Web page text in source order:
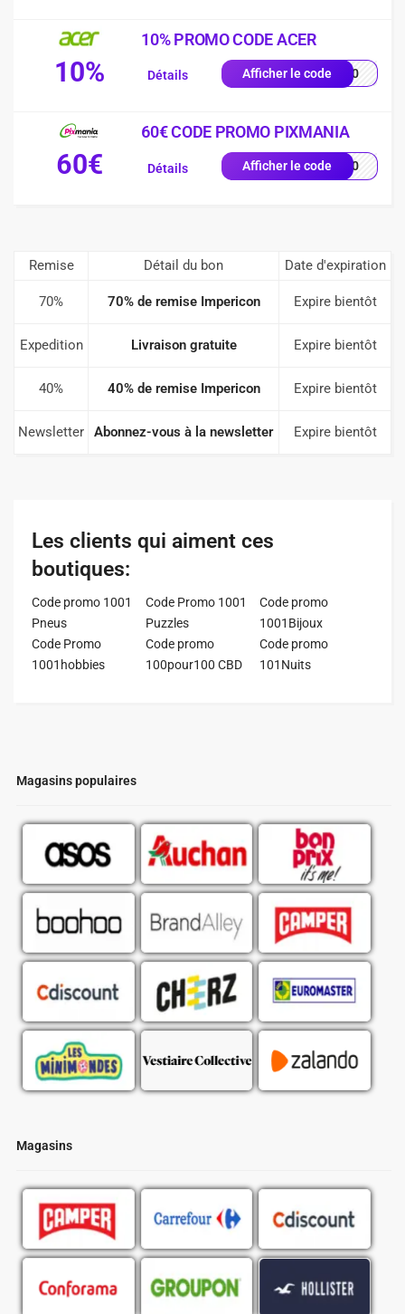
Magasins populaires
Magasins
10%
10% PROMO CODE ACER
Afficher le codeVE10
Détails
60€
60€ CODE PROMO PIXMANIA
Afficher le codeAL60
Détails
Remise Détail du bon Date d'expiration
70% 70% de remise Impericon Expire bientôt
Expedition Livraison gratuite Expire bientôt
40% 40% de remise Impericon Expire bientôt
Newsletter Abonnez-vous à la newsletter Expire bientôt
Les clients qui aiment ces
boutiques:
Code promo 1001
Pneus
Code Promo 1001
Puzzles
Code promo
1001Bijoux
Code Promo
1001hobbies
Code promo
100pour100 CBD
Code promo
101Nuits